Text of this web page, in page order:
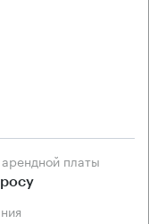
арендной платы